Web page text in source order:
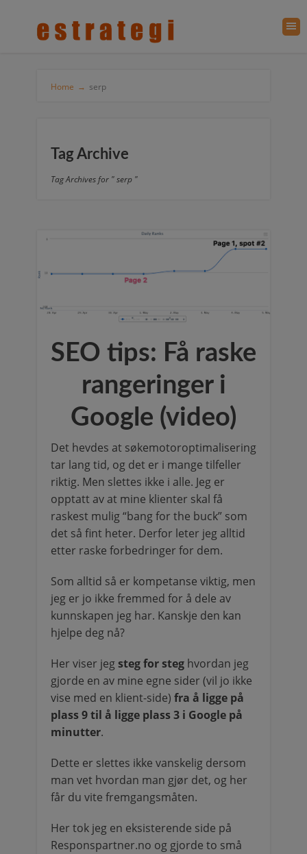
Home → serp
Tag Archive
Tag Archives for " serp "
SEO tips: Få raske
rangeringer i
Google (video)
Det hevdes at søkemotoroptimalisering
tar lang tid, og det er i mange tilfeller
riktig. Men slettes ikke i alle. Jeg er
opptatt av at mine klienter skal få
raskest mulig “bang for the buck” som
det så fint heter. Derfor leter jeg alltid
etter raske forbedringer for dem.
Som alltid så er kompetanse viktig, men
jeg er jo ikke fremmed for å dele av
kunnskapen jeg har. Kanskje den kan
hjelpe deg nå?
Her viser jegsteg for steg hvordan jeg
gjorde en av mine egne sider (vil jo ikke
vise med en klient-side) fra å ligge på
plass 9 til å ligge plass 3 i Google på
minutter.
Dette er slettes ikke vanskelig dersom
man vet hvordan man gjør det, og her
får du vite fremgangsmåten.
Her tok jeg en eksisterende side på
Responspartner.no og gjorde to små